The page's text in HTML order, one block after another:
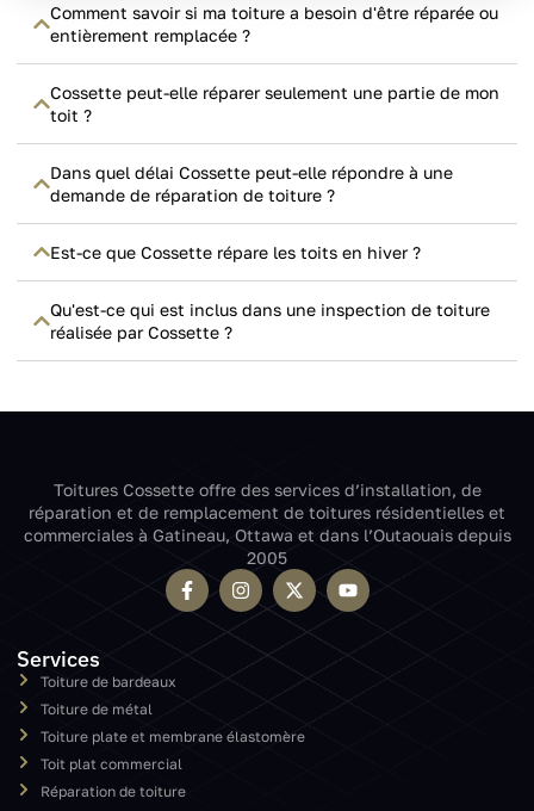
Comment savoir si ma toiture a besoin d'être réparée ou
entièrement remplacée ?
Cossette peut-elle réparer seulement une partie de mon
toit ?
Dans quel délai Cossette peut-elle répondre à une
demande de réparation de toiture ?
Est-ce que Cossette répare les toits en hiver ?
Qu'est-ce qui est inclus dans une inspection de toiture
réalisée par Cossette ?
Toitures Cossette offre des services d’installation, de
réparation et de remplacement de toitures résidentielles et
commerciales à Gatineau, Ottawa et dans l’Outaouais depuis
2005
Services
Toiture de bardeaux
Toiture de métal
Toiture plate et membrane élastomère
Toit plat commercial
Réparation de toiture